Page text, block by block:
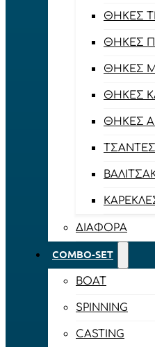
ΘΉΚΕΣ
ΘΉΚΕΣ
ΘΉΚΕΣ
ΘΉΚΕΣ
ΘΉΚΕΣ
ΔΙΆΦΟΡΑ
COMBO-SET
BOAT
SPINNING
CASTING